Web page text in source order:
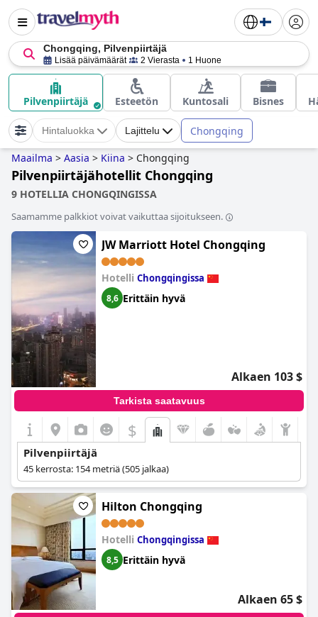
Chongqing, Pilvenpiirtäjä
Lisää päivämäärät 2 Vierasta 1 Huone
Pilvenpiirtäjä Esteetön Kuntosali Bisnes
Hintaluokka Lajittelu Chongqing
Maailma > Aasia > Kiina > Chongqing
Pilvenpiirtäjähotellit Chongqing
9 HOTELLIA CHONGQINGISSA
Saamamme palkkiot voivat vaikuttaa sijoitukseen.
JW Marriott Hotel Chongqing
Hotelli Chongqingissa
8,6 Erittäin hyvä
Alkaen 103 $
Tarkista saatavuus
$
Pilvenpiirtäjä
45 kerrosta: 154 metriä (505 jalkaa)
Hilton Chongqing
Hotelli Chongqingissa
8,5 Erittäin hyvä
Alkaen 65 $